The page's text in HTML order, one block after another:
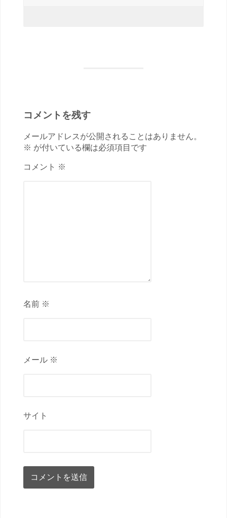
コメントを残す
メールアドレスが公開されることはありません。
※ が付いている欄は必須項目です
コメント ※
名前 ※
メール ※
サイト